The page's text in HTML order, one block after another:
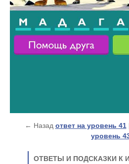
← Назад ответ на уровень 41
уровень
ОТВЕТЫ И ПОДСКАЗКИ К